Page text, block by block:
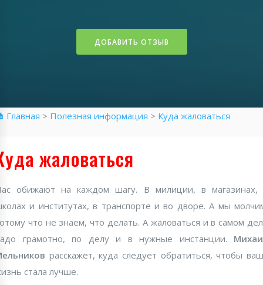
ДОБАВИТЬ ОТЗЫВ
Главная > Полезная информация > Куда жаловаться
жаловаться
обижают на каждом шагу. В милиции, в магазинах,
и институтах, в транспорте и во дворе. А мы
что не знаем, что делать. А жаловаться и в самом
грамотно, по делу и в нужные инстанции.
расскажет, куда следует обратиться, чтобы
стала лучше.